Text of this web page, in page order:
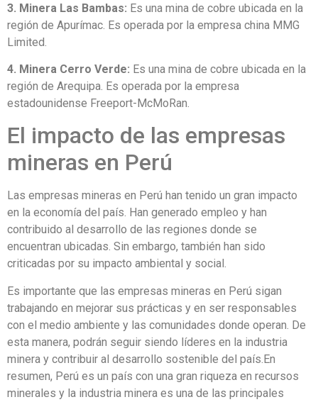
3. Minera Las Bambas: Es una mina de cobre ubicada en la
región de Apurímac. Es operada por la empresa china MMG
Limited.
4. Minera Cerro Verde: Es una mina de cobre ubicada en la
región de Arequipa. Es operada por la empresa
estadounidense Freeport-McMoRan.
El impacto de las empresas
mineras en Perú
Las empresas mineras en Perú han tenido un gran impacto
en la economía del país. Han generado empleo y han
contribuido al desarrollo de las regiones donde se
encuentran ubicadas. Sin embargo, también han sido
criticadas por su impacto ambiental y social.
Es importante que las empresas mineras en Perú sigan
trabajando en mejorar sus prácticas y en ser responsables
con el medio ambiente y las comunidades donde operan. De
esta manera, podrán seguir siendo líderes en la industria
minera y contribuir al desarrollo sostenible del país.En
resumen, Perú es un país con una gran riqueza en recursos
minerales y la industria minera es una de las principales